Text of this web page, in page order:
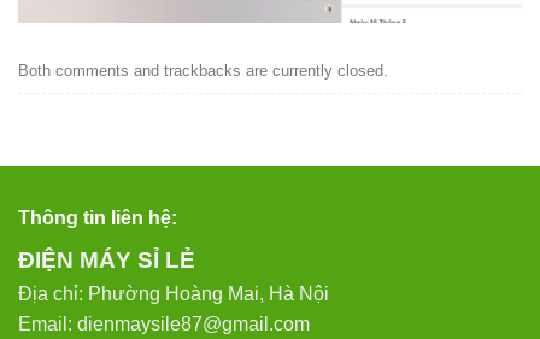
Both comments and trackbacks are currently closed.
Thông tin liên hệ:
ĐIỆN MÁY SỈ LẺ
Địa chỉ: Phường Hoàng Mai, Hà Nội
Email: dienmaysile87@gmail.com